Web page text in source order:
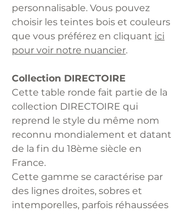
personnalisable. Vous pouvez
choisir les teintes bois et couleurs
que vous préférez en cliquant ici
pour voir notre nuancier.
Collection DIRECTOIRE
Cette table ronde fait partie de la
collection DIRECTOIRE qui
reprend le style du même nom
reconnu mondialement et datant
de la fin du 18ème siècle en
France.
Cette gamme se caractérise par
des lignes droites, sobres et
intemporelles, parfois réhaussées